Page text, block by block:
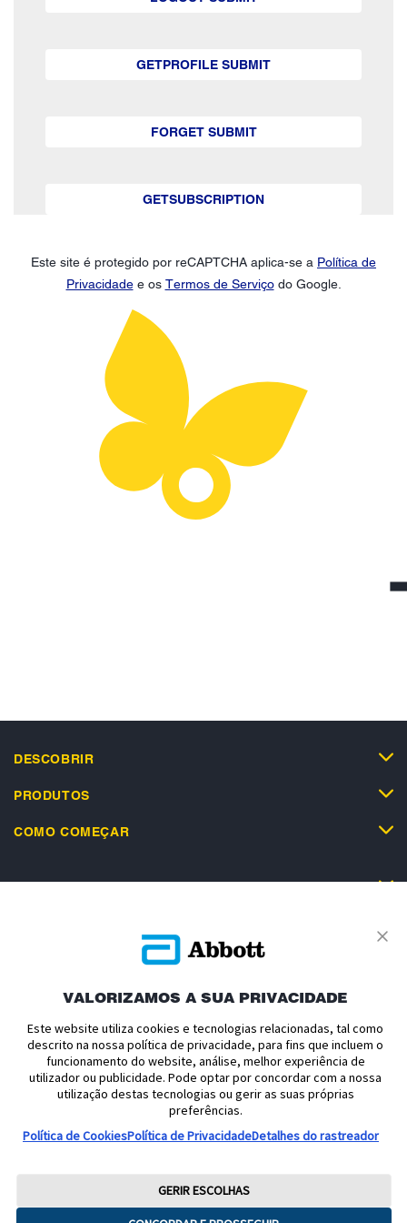
GETPROFILE SUBMIT
FORGET SUBMIT
GETSUBSCRIPTION
Este site é protegido por reCAPTCHA aplica-se a Política de
Privacidadee os Termos de Serviçodo Google.
DESCOBRIR
PRODUTOS
COMO COMEÇAR
SUPORTE
Termos e Condições de Venda
Politica de cookies
Declaração de Acessibilidade
Aviso relativo à Lei de Dados
Preferências de Cookies
Publicidade de dispositivos médicos - Consultar cuidadosamente a
rotulagem e as instruções de utilização para obter informações, avisos e
questão relacionada com a sua diabetes, consulte sempre o seu profissional
de saúde. O invólucro do sensor, FreeStyle, Libre e marcas relacionadas são
VALORIZAMOS A SUA PRIVACIDADE
Este website utiliza cookies e tecnologias relacionadas, tal como
descrito na nossa política de privacidade, para fins que incluem o
funcionamento do website, análise, melhor experiência de
utilizador ou publicidade. Pode optar por concordar com a nossa
utilização destas tecnologias ou gerir as suas próprias
preferências.
Política de CookiesPolítica de PrivacidadeDetalhes do rastreador
GERIR ESCOLHAS